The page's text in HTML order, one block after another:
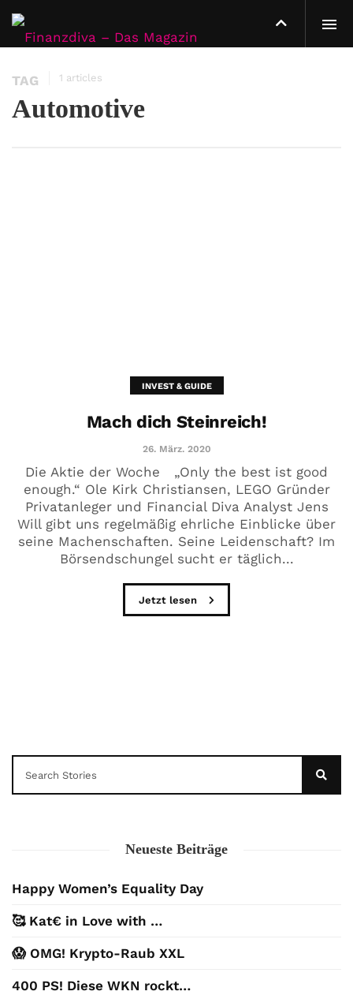
TAG 1 articles
Automotive
INVEST & GUIDE
Mach dich Steinreich!
26. März. 2020
Die Aktie der Woche „Only the best ist good
enough.“ Ole Kirk Christiansen, LEGO Gründer
Privatanleger und Financial Diva Analyst Jens
Will gibt uns regelmäßig ehrliche Einblicke über
seine Machenschaften. Seine Leidenschaft? Im
Börsendschungel sucht er täglich...
Jetzt lesen
Neueste Beiträge
Happy Women’s Equality Day
🥰 Kat€ in Love with …
😱 OMG! Krypto-Raub XXL
400 PS! Diese WKN rockt…